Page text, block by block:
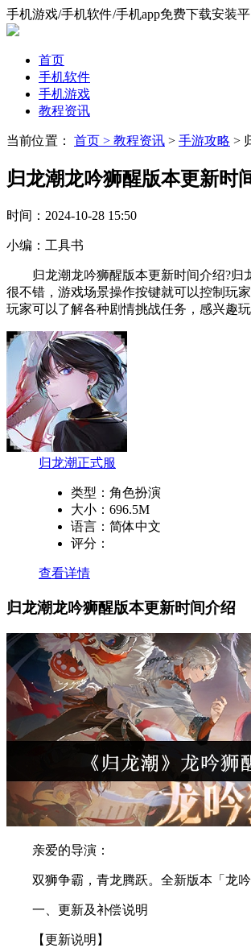
手机游戏/手机软件/手机app免费下载安装
首页
手机软件
手机游戏
教程资讯
当前位置： 首页 > 教程资讯 > 手游攻略 >
归龙潮龙吟狮醒版本更新时
时间： 2024-10-28 15:50
小编： 工具书
归龙潮龙吟狮醒版本更新时间介绍?归龙
很不错，游戏场景操作按键就可以控制玩
玩家可以了解各种剧情挑战任务，感兴趣
归龙潮正式服
类型： 角色扮演
大小： 696.5M
语言： 简体中文
评分：
查看详情
归龙潮龙吟狮醒版本更新时间介绍
亲爱的导演：
双狮争霸，青龙腾跃。全新版本「龙吟
一、更新及补偿说明
【更新说明】